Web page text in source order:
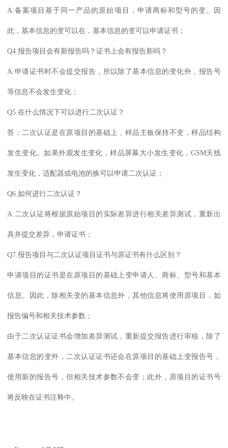
A:备案项目基于同一产品的原始项目，申请商标和型号的变。因
此，基本信息的变可以在，基本信息的变可以申请证书；
Q4.报告项目会有新报告吗？证书上会有报告新吗？
A:申请证书时不会提交报告，所以除了基本信息的变化外，报告号
等信息不会发生变化；
Q5.在什么情况下可以进行二次认证？
答：二次认证是在原项目的基础上，样品主板保持不变，样品结构
发生变化。如果外观发生变化，样品屏幕大小发生变化，GSM天线
发生变化，适配器或电池的换可以申请二次认证；
Q6.如何进行二次认证？
A:二次认证将根据原始项目的实际差异进行相关差异测试，重新出
具并提交差异，申请证书；
Q7.报告项目与二次认证项目证书与原证书有什么区别？
申请项目的证书是在原项目的基础上变申请人、商标、型号和基本
信息。因此，除相关变的基本信息外，其他信息将使用原项目，如
报告编号和相关技术参数；
由于二次认证证书会增加差异测试，重新提交报告进行审核，除了
基本信息的变外，二次认证证书还会在原项目的基础上变报告号，
使用新的报告号，但相关技术参数不会变；此外，原项目的证书号
将反映在证书注释中。